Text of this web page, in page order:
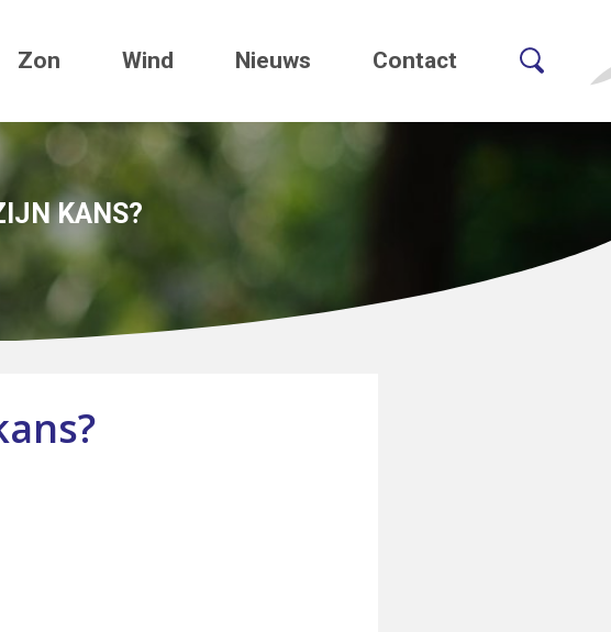
Zon Wind Nieuws Contact
KANS?